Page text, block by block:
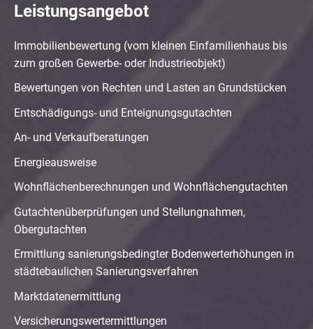
Leistungsangebot
Immobilienbewertung (vom kleinen Einfamilienhaus bis
zum großen Gewerbe- oder Industrieobjekt)
Bewertungen von Rechten und Lasten an Grundstücken
Entschädigungs- und Enteignungsgutachten
An- und Verkaufberatungen
Energieausweise
Wohnflächenberechnungen und Wohnflächengutachten
Gutachtenüberprüfungen und Stellungnahmen,
Obergutachten
Ermittlung sanierungsbedingter Bodenwerterhöhungen in
städtebaulichen Sanierungsverfahren
Marktdatenermittlung
Versicherungswertermittlungen